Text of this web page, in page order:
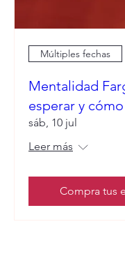
Múltiples fechas
Mentalidad
esperar y
sáb, 10 jul
Leer más
Compra tus